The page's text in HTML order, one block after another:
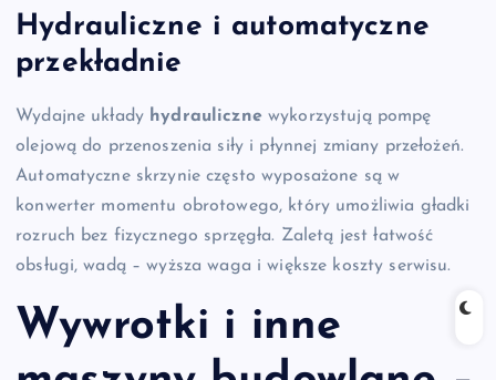
Hydrauliczne i automatyczne
przekładnie
Wydajne układy hydraulicznewykorzystują pompę
olejową do przenoszenia siły i płynnej zmiany przełożeń.
Automatyczne skrzynie często wyposażone są w
konwerter momentu obrotowego, który umożliwia gładki
rozruch bez fizycznego sprzęgła. Zaletą jest łatwość
obsługi, wadą – wyższa waga i większe koszty serwisu.
Wywrotki i inne